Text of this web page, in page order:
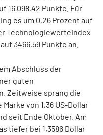
16 098,42 Punkte. Für
es um 0,26 Prozent auf
Technologiewerteindex
3466,59 Punkte an.
Abschluss der
guten
Zeitweise sprang die
von 1,36 US-Dollar
seit Ende Oktober. Am
tiefer bei 1,3586 Dollar